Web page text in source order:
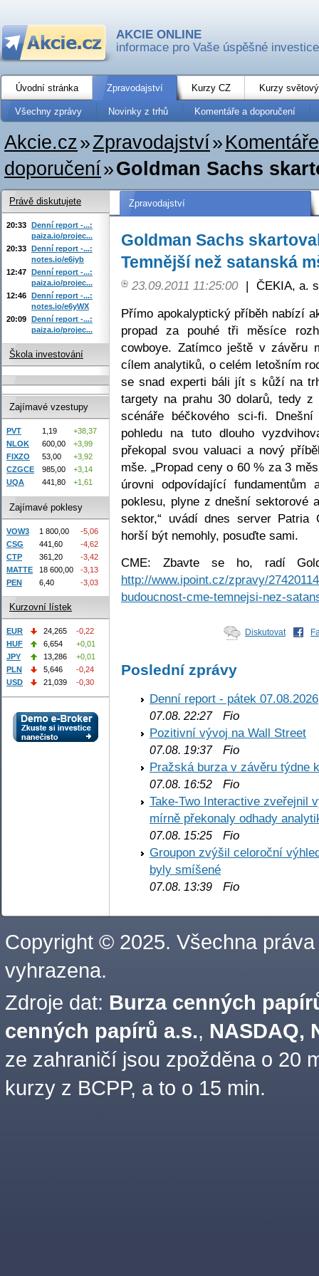
AKCIE ONLINE
informace pro Vaše úspěšné investice
Úvodní stránka Zpravodajství Kurzy CZ Kurzy
Všechny zprávy Novinky z trhů Komentáře a doporučení
Akcie.cz»Zpravodajství»
doporučení»Goldman Sachs
Zpravodajství
Goldman Sachs
Temnější než satanská
23.09.2011 11:25:00 | ČEKIA, a.
Přímo apokalyptický příběh nabízí
propad za pouhé tři měsíce
cowboye. Zatímco ještě v závěru
cílem analytiků, o celém letošním
se snad experti báli jít s kůží na
targety na prahu 30 dolarů, tedy
scénáře béčkového sci-fi.
pohledu na tuto dlouho
překopal svou valuaci a nový
mše. „Propad ceny o 60 % za 3
úrovni odpovídající
poklesu, plyne z dnešní sektorové
sektor,“ uvádí dnes server Patria
horší být nemohly, posuďte sami.
CME: Zbavte se ho, radí
http://www.ipoint.cz/zpravy/
budoucnost-cme-temnejsi-nez-
Diskutovat
Poslední zprávy
Denní report - pátek 07.08.2026
07.08. 22:27Fio
Pozitivní vývoj na Wall Street
07.08. 19:37Fio
Pražská burza v závěru týdne
07.08. 16:52 Fio
Take-Two Interactive zveřejnil
mírně překonaly odhady
07.08. 15:25 Fio
Groupon zvýšil celoroční
byly smíšené
07.08. 13:39 Fio
Právě diskutujete
20:33 Denní report -...:
paiza.io/projec...
20:33 Denní report -...:
notes.io/e6iyb
12:47 Denní report -...:
paiza.io/projec...
12:46 Denní report -...:
notes.io/e6yWX
20:09 Denní report -...:
paiza.io/projec...
Škola investování
Zajímavé vzestupy
PVT 1,19
+38,37
NLOK
600,00
+3,99
FIXZO
53,00
+3,92
CZGCE
985,00
+3,14
UQA
441,80 +1,61
Zajímavé poklesy
VOW3 1 800,00
-5,06
CSG
441,60
-4,62
CTP
361,20
-3,42
MATTE
18 600,00
-3,13
PEN
6,40 -3,03
Kurzovní lístek
EUR 24,265
-0,22
HUF
6,654
+0,01
JPY
13,286
+0,01
PLN
5,646
-0,24
USD
21,039 -0,30
Copyright © 2025. Všechna práva
vyhrazena.
Zdroje dat: Burza cenných
cenných papírů a.s., NASDAQ,
ze zahraničí jsou zpožděna o 20
kurzy z BCPP, a to o 15 min.